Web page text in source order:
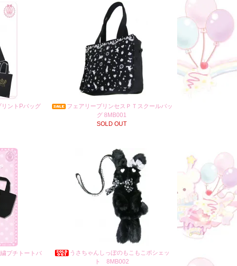
リントPバッグ
フェアリープリンセスＰＴスクールバッ
グ 8MB001
SOLD OUT
プチトートバ
うさちゃんしっぽのもこもこポシェッ
ト 8MB002